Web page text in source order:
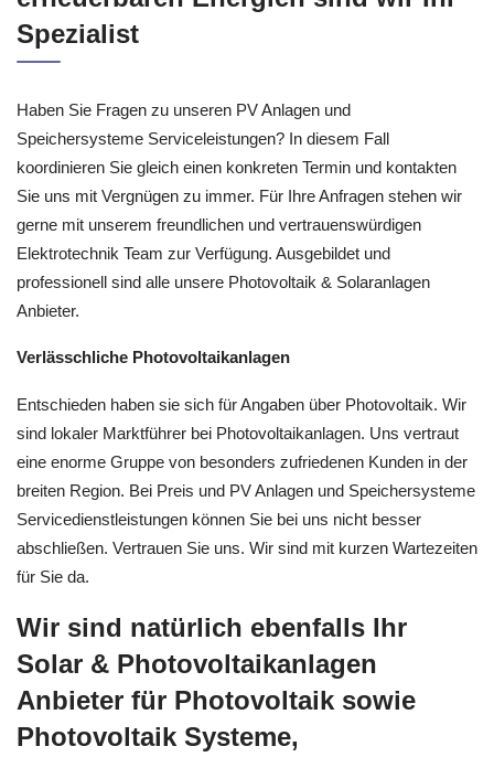
Spezialist
Haben Sie Fragen zu unseren PV Anlagen und
Speichersysteme Serviceleistungen? In diesem Fall
koordinieren Sie gleich einen konkreten Termin und kontakten
Sie uns mit Vergnügen zu immer. Für Ihre Anfragen stehen wir
gerne mit unserem freundlichen und vertrauenswürdigen
Elektrotechnik Team zur Verfügung. Ausgebildet und
professionell sind alle unsere Photovoltaik & Solaranlagen
Anbieter.
Verlässchliche Photovoltaikanlagen
Entschieden haben sie sich für Angaben über Photovoltaik. Wir
sind lokaler Marktführer bei Photovoltaikanlagen. Uns vertraut
eine enorme Gruppe von besonders zufriedenen Kunden in der
breiten Region. Bei Preis und PV Anlagen und Speichersysteme
Servicedienstleistungen können Sie bei uns nicht besser
abschließen. Vertrauen Sie uns. Wir sind mit kurzen Wartezeiten
für Sie da.
Wir sind natürlich ebenfalls Ihr
Solar & Photovoltaikanlagen
Anbieter für Photovoltaik sowie
Photovoltaik Systeme,